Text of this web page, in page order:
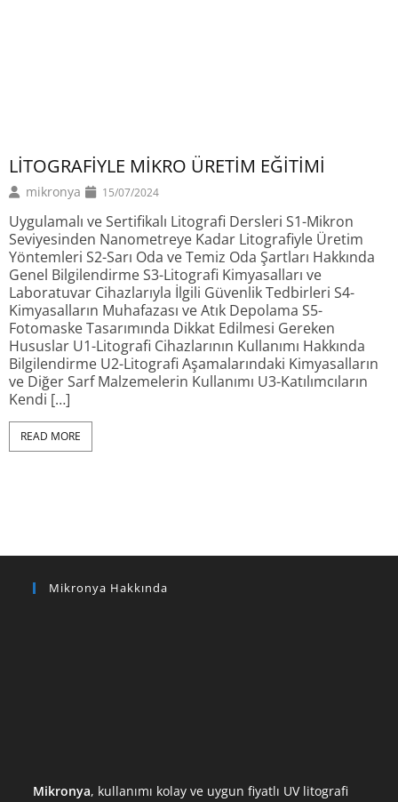
LİTOGRAFİYLE MİKRO ÜRETİM EĞİTİMİ
mikronya 15/07/2024
Uygulamalı ve Sertifikalı Litografi Dersleri S1-Mikron
Seviyesinden Nanometreye Kadar Litografiyle Üretim
Yöntemleri S2-Sarı Oda ve Temiz Oda Şartları Hakkında
Genel Bilgilendirme S3-Litografi Kimyasalları ve
Laboratuvar Cihazlarıyla İlgili Güvenlik Tedbirleri S4-
Kimyasalların Muhafazası ve Atık Depolama S5-
Fotomaske Tasarımında Dikkat Edilmesi Gereken
Hususlar U1-Litografi Cihazlarının Kullanımı Hakkında
Bilgilendirme U2-Litografi Aşamalarındaki Kimyasalların
ve Diğer Sarf Malzemelerin Kullanımı U3-Katılımcıların
Kendi […]
READ MORE
Mikronya Hakkında
Mikronya, kullanımı kolay ve uygun fiyatlı UV litografi